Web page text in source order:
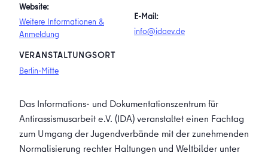
Website:
Weitere Informationen &
Anmeldung
VERANSTALTUNGSORT
Berlin-Mitte
E-Mail:
info@idaev.de
Das Informations- und Dokumentationszentrum für
Antirassismusarbeit e.V. (IDA) veranstaltet einen Fachtag
zum Umgang der Jugendverbände mit der zunehmenden
Normalisierung rechter Haltungen und Weltbilder unter